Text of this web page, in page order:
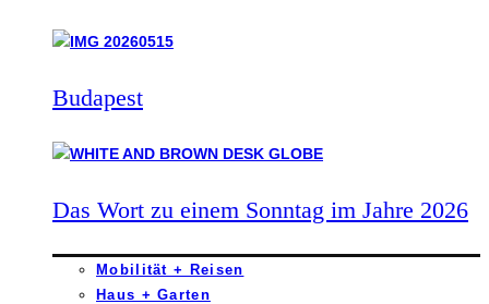
Budapest
Das Wort zu einem Sonntag im Jahre 2026
Mobilität + Reisen
Haus + Garten